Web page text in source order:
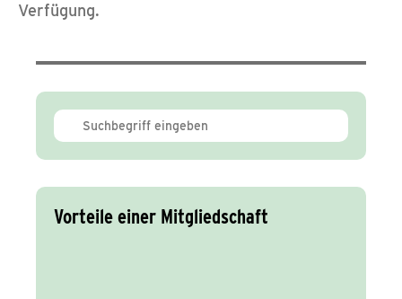
Verfügung.
Vorteile einer Mitgliedschaft